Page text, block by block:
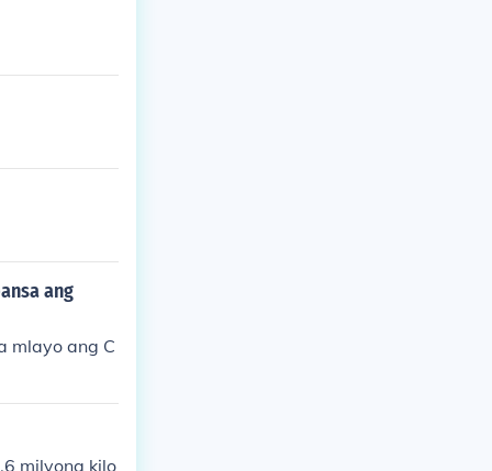
ang
mlayo ang C
milyong kilo